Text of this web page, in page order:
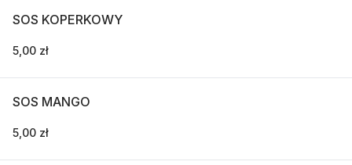
SOS KOPERKOWY
5,00 zł
SOS MANGO
5,00 zł